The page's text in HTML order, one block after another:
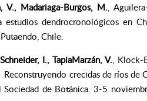
V., Madariaga-Burgos, M. ,
dendrocronológicos en
Chile.
Schneider, I., TapiaMarzán, V. ,
crecidas de ríos de
de Botánica. 3-5